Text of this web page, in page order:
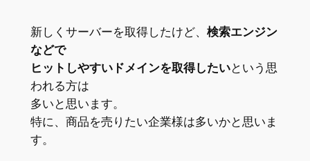
新しくサーバーを取得したけど、 検索エンジン
などで
ヒットしやすいドメインを取得したいという思
われる方は
多いと思います。
特に、商品を売りたい企業様は多いかと思いま
す。